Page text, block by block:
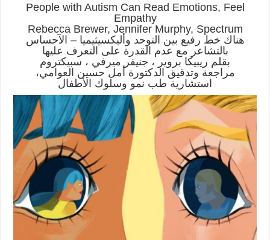
People with Autism Can Read Emotions, Feel
Empathy
Rebecca Brewer, Jennifer Murphy, Spectrum
هناك خط رفيع بين التوحد وأليكسيثيميا – الآحساس
بالتشاعر مع عدم القدرة على التعرف عليها
بقلم ريبيكا بروير ، جنيفر ميرفي ، سبيكتروم
مراجعة وتدقيق الدكتورة أمل حسين العوامي،
استشارية طب نمو وسلوك الأطفال